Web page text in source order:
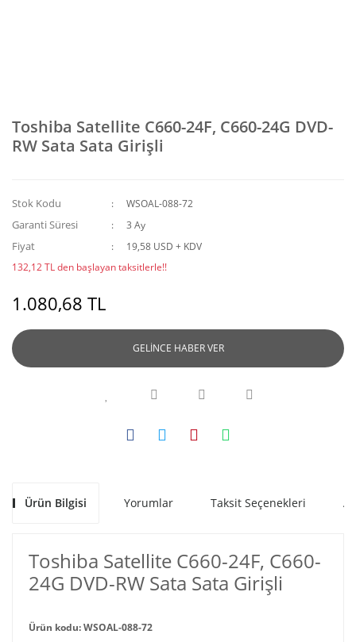
Toshiba Satellite C660-24F, C660-24G DVD-
RW Sata Sata Girişli
Stok Kodu WSOAL-088-72
Garanti Süresi 3 Ay
Fiyat
19,58 USD + KDV
132,12 TL den başlayan taksitlerle!!
1.080,68 TL
GELİNCE HABER VER
Ürün Bilgisi Yorumlar Taksit Seçenekleri
Toshiba Satellite C660-24F, C660-
24G DVD-RW Sata Sata Girişli
Ürün kodu: WSOAL-088-72